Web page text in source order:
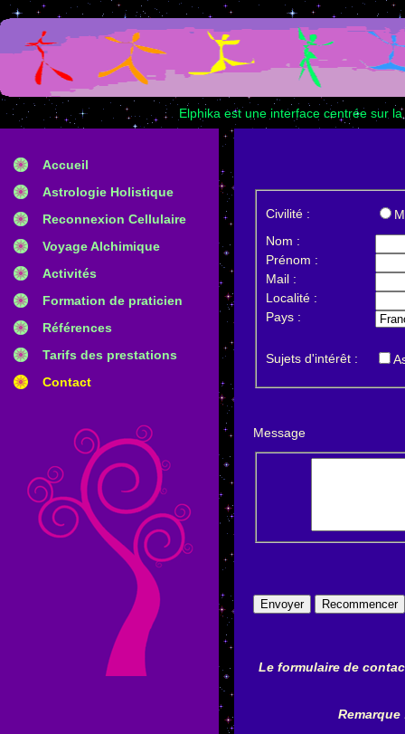
Elphika est une interface centrée sur
Accueil
Astrologie Holistique
Reconnexion Cellulaire
Voyage Alchimique
Activités
Formation de praticien
Références
Tarifs des prestations
Contact
Civilité :
Nom :
Prénom :
Mail :
Localité :
Pays :
Sujets d'intérêt :
Message
Le formulaire de